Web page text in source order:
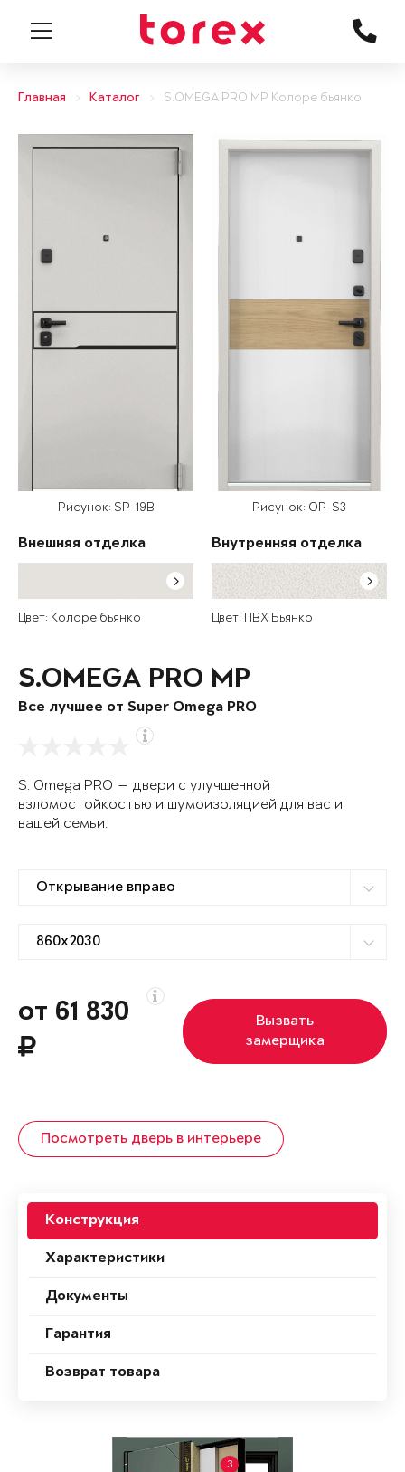
Главная Каталог S.OMEGA PRO MP Колоре бьянко
Рисунок: SP-19B
Внешняя отделка
Цвет: Колоре бьянко
Рисунок: OP-S3
Внутренняя отделка
Цвет: ПВХ Бьянко
S.OMEGA PRO MP
Все лучшее от Super Omega PRO
S. Omega PRO — двери с улучшенной
взломостойкостью и шумоизоляцией для вас и
вашей семьи.
от 61 830
Вызвать
замерщика
Посмотреть дверь в интерьере
Конструкция
Характеристики
Документы
Гарантия
Возврат товара
3